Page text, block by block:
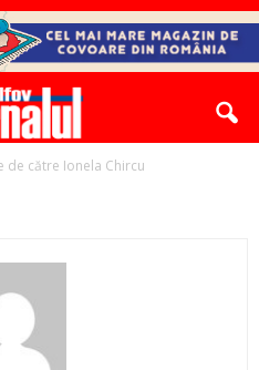
de către Ionela Chircu